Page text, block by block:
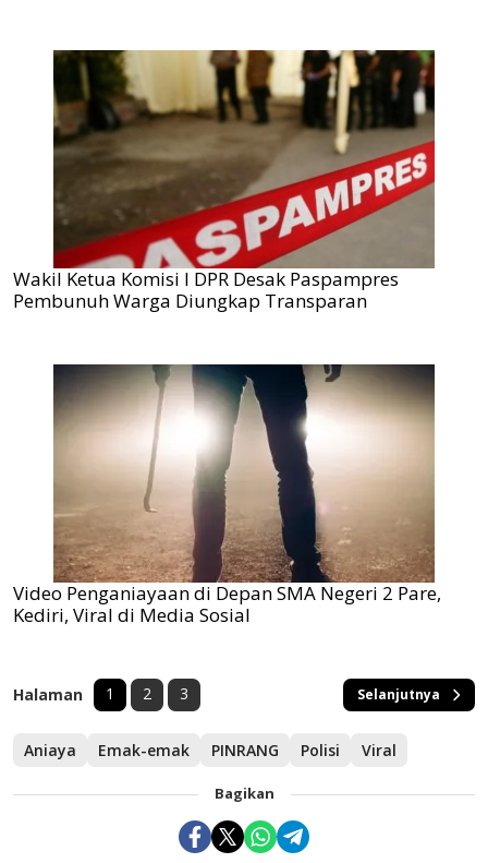
Wakil Ketua Komisi I DPR Desak Paspampres
Pembunuh Warga Diungkap Transparan
Video Penganiayaan di Depan SMA Negeri 2 Pare,
Kediri, Viral di Media Sosial
Halaman 1 2 3 Selanjutnya
Aniaya Emak-emak PINRANG Polisi Viral
Bagikan